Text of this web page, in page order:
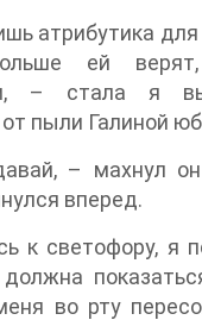
атрибутика для
ей
– стала я
пыли Галиной
– махнул
вперед.
к светофору, я
во рту